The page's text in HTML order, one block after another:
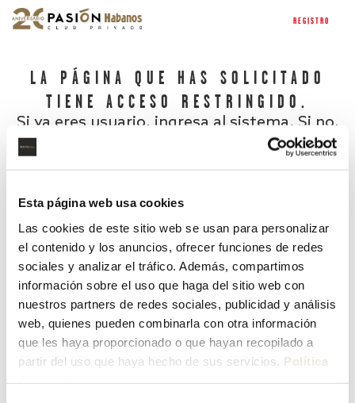
Esta página web usa cookies
Las cookies de este sitio web se usan para personalizar
el contenido y los anuncios, ofrecer funciones de redes
sociales y analizar el tráfico. Además, compartimos
información sobre el uso que haga del sitio web con
nuestros partners de redes sociales, publicidad y análisis
web, quienes pueden combinarla con otra información
que les haya proporcionado o que hayan recopilado a
partir del uso que haya hecho de sus servicios. Política
REGISTRO
LA PÁGINA QUE HAS SOLICITADO
TIENE ACCESO RESTRINGIDO.
Si ya eres usuario, ingresa al sistema. Si no,
¿Has olvidado tu contraseña?